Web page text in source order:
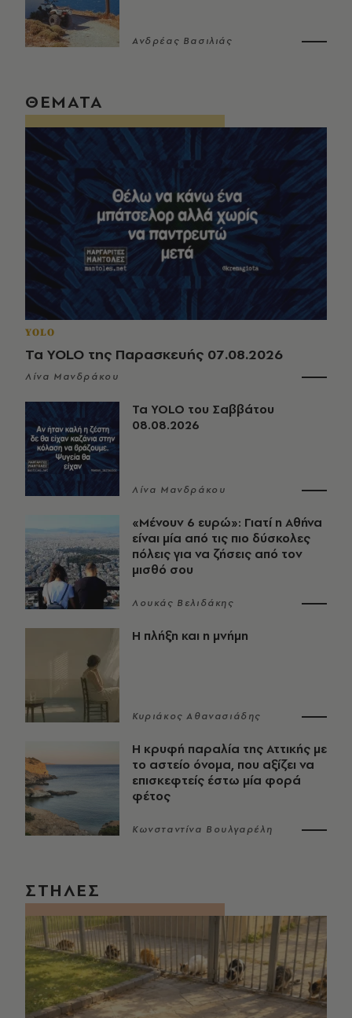
Ανδρέας Βασιλιάς
ΘΕΜΑΤΑ
YOLO
Τα YOLO της Παρασκευής 07.08.2026
Λίνα Μανδράκου
Τα YOLO του Σαββάτου
08.08.2026
Λίνα Μανδράκου
«Μένουν 6 ευρώ»: Γιατί η Αθήνα
είναι μία από τις πιο δύσκολες
πόλεις για να ζήσεις από τον
μισθό σου
Λουκάς Βελιδάκης
Η πλήξη και η μνήμη
Κυριάκος Αθανασιάδης
Η κρυφή παραλία της Αττικής με
το αστείο όνομα, που αξίζει να
επισκεφτείς έστω μία φορά
φέτος
Κωνσταντίνα Βουλγαρέλη
ΣΤΗΛΕΣ